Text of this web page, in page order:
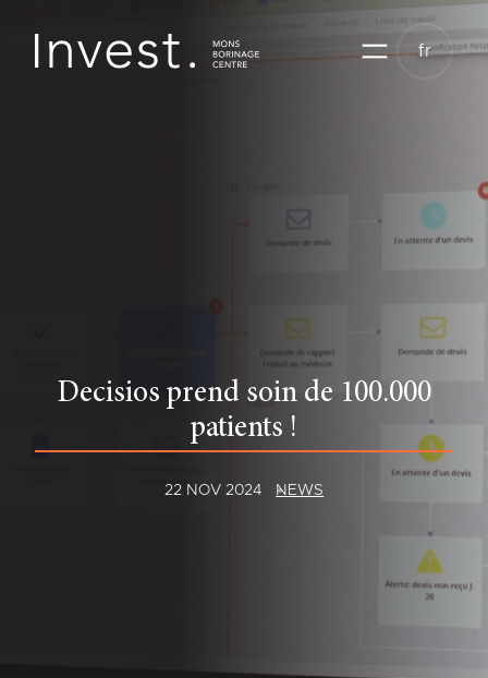
contenu
fr
Decisios prend soin de 100.000
patients !
22 NOV 2024 NEWS